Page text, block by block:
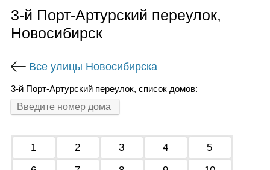
3-й Порт-Артурский переулок,
Новосибирск
Все улицы Новосибирска
3-й Порт-Артурский переулок, список домов:
1 2 3 4
5